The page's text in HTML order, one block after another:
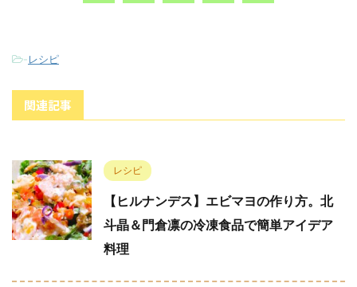
-レシピ
関連記事
レシピ
【ヒルナンデス】エビマヨの作り方。北
斗晶＆門倉凛の冷凍食品で簡単アイデア
料理